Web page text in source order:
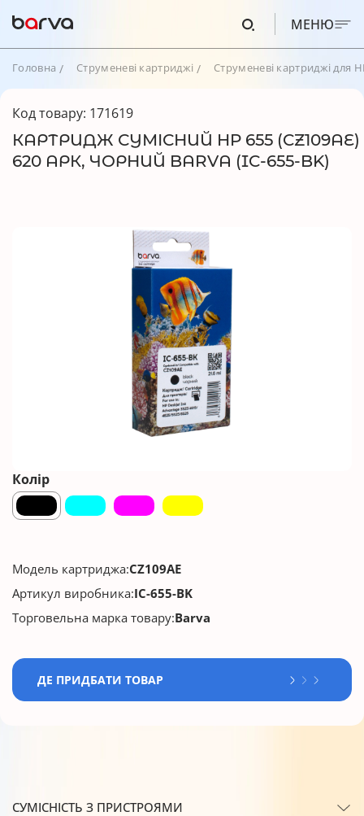
МЕНЮ
Головна Струменеві картриджі Струменеві картриджі для
Код товару: 171619
КАРТРИДЖ СУМІСНИЙ HP 655 (CZ109AE)
620 АРК, ЧОРНИЙ BARVA (IC-655-BK)
Колір
Модель картриджа:CZ109AE
Артикул виробника:IC-655-BK
Торговельна марка товару:Barva
ДЕ ПРИДБАТИ ТОВАР
СУМІСНІСТЬ З ПРИСТРОЯМИ